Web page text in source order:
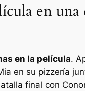
en una
en la película.
en su pizzería
final con